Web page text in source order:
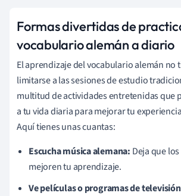
Formas divertidas de
vocabulario alemán a diario
El aprendizaje del vocabulario alemán no
limitarse a las sesiones de estudio
multitud de actividades entretenidas que
a tu vida diaria para mejorar tu
Aquí tienes unas cuantas:
Escucha música alemana: Deja que
mejoren tu aprendizaje.
Ve películas o programas de